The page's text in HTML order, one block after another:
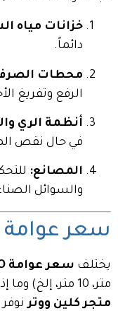
خزانات مياه
دائماً.
محطات
الرفع وتفريغ
أنظمة الري
في حال نقص
المصانع:
والسوائل
سعر عوامة LEO في مصر
يختلف سعر عوامة LEO
متر، 10 متر، إلخ) وما إذا كانت مزودة بكتلة توازن. نحن في
متجر كلين ووتر